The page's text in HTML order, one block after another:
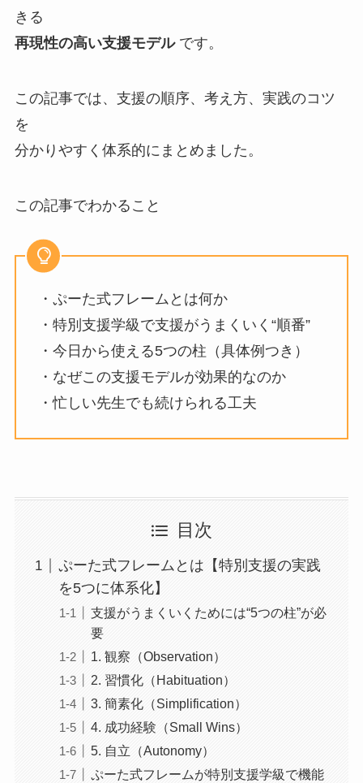
きる
再現性の高い支援モデルです。
この記事では、支援の順序、考え方、実践のコツ
を
分かりやすく体系的にまとめました。
この記事でわかること
・ぷーた式フレームとは何か
・特別支援学級で支援がうまくいく“順番”
・今日から使える5つの柱（具体例つき）
・なぜこの支援モデルが効果的なのか
・忙しい先生でも続けられる工夫
目次
ぷーた式フレームとは【特別支援の実践
を5つに体系化】
支援がうまくいくためには“5つの柱”が必
要
1. 観察（Observation）
2. 習慣化（Habituation）
3. 簡素化（Simplification）
4. 成功経験（Small Wins）
5. 自立（Autonomy）
ぷーた式フレームが特別支援学級で機能